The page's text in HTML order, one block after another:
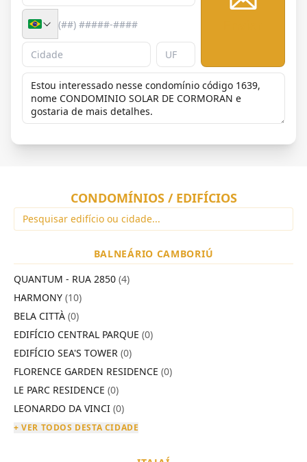
CONDOMÍNIOS / EDIFÍCIOS
BALNEÁRIO CAMBORIÚ
QUANTUM - RUA 2850 (4)
HARMONY (10)
BELA CITTÀ (0)
EDIFÍCIO CENTRAL PARQUE (0)
EDIFÍCIO SEA'S TOWER (0)
FLORENCE GARDEN RESIDENCE (0)
LE PARC RESIDENCE (0)
LEONARDO DA VINCI (0)
+ VER TODOS DESTA CIDADE